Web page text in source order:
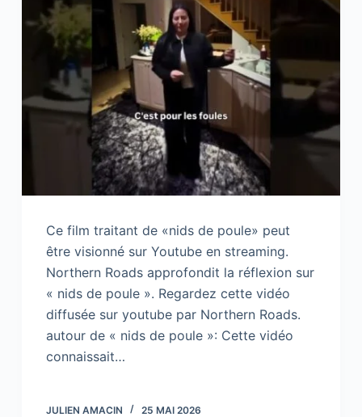
Ce film traitant de «nids de poule» peut
être visionné sur Youtube en streaming.
Northern Roads approfondit la réflexion sur
« nids de poule ». Regardez cette vidéo
diffusée sur youtube par Northern Roads.
autour de « nids de poule »: Cette vidéo
connaissait…
JULIEN AMACIN 25 MAI 2026